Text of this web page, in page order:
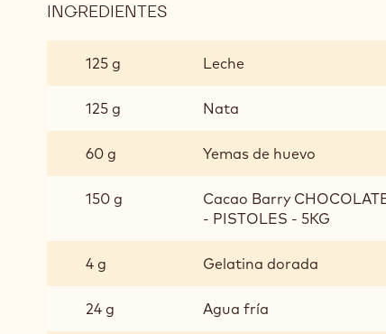
INGREDIENTES
CHOCOLATE
ZÉPHYR™
125 g Leche
125 g Nata
60 g Yemas de huevo
150 g
Cacao Barry
- PISTOLES - 5KG
4 g Gelatina dorada
24 g Agua fría